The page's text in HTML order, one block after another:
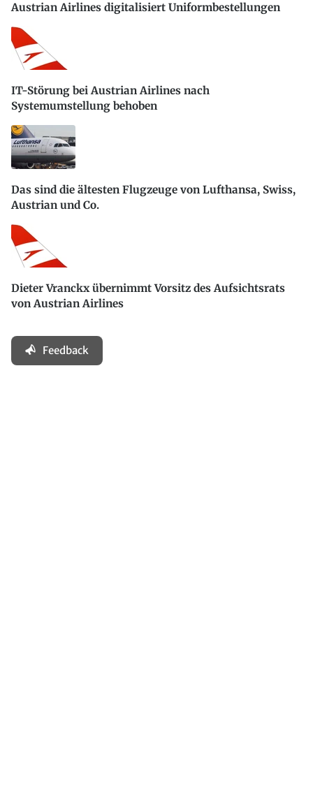
Austrian Airlines digitalisiert Uniformbestellungen
IT-Störung bei Austrian Airlines nach
Systemumstellung behoben
Das sind die ältesten Flugzeuge von Lufthansa, Swiss,
Austrian und Co.
Dieter Vranckx übernimmt Vorsitz des Aufsichtsrats
von Austrian Airlines
Feedback